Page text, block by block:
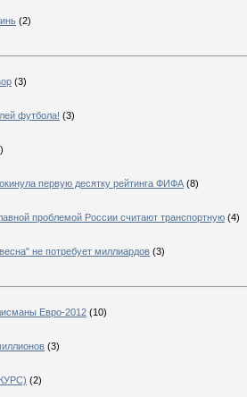
(2)
(3)
футбола! (3)
первую десятку рейтинга ФИФА (8)
проблемой России считают транспортную (4)
не потребует миллиардов (3)
Евро-2012 (10)
(3)
(2)